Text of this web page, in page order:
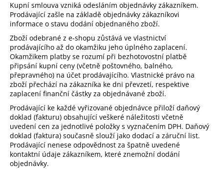
Kupní smlouva vzniká odesláním objednávky zákazníkem.
Prodávající zašle na základě objednávky zákazníkovi
informace o stavu dodání objednaného zboží.
Zboží odebrané z e-shopu zůstává ve vlastnictví
prodávajícího až do okamžiku jeho úplného zaplacení.
Okamžikem platby se rozumí při bezhotovostní platbě
připsání kupní ceny (včetně poštovného, balného,
přepravného) na účet prodávajícího. Vlastnické právo na
zboží přechází na zákazníka ke dni převzetí, respektive
zaplacení finanční částky za objednávané zboží.
Prodávající ke každé vyřizované objednávce přiloží daňový
doklad (fakturu) obsahující veškeré náležitosti včetně
uvedení cen za jednotlivé položky s vyznačením DPH. Daňový
doklad (faktura) současně slouží jako dodací a záruční list.
Prodávající nenese odpovědnost za špatně uvedené
kontaktní údaje zákazníkem, které znemožní dodání
objednávky.